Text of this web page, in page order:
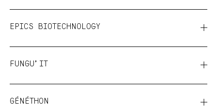
EPICS BIOTECHNOLOGY
FUNGU’IT
GÉNÉTHON